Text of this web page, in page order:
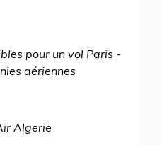
pour un vol Paris -
aériennes
Algerie